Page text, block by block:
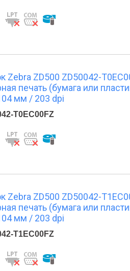
Zebra ZD500 ZD50042-
печать (бумага или
мм / 203 dpi
T0EC00FZ
Zebra ZD500 ZD50042-
печать (бумага или
мм / 203 dpi
T1EC00FZ